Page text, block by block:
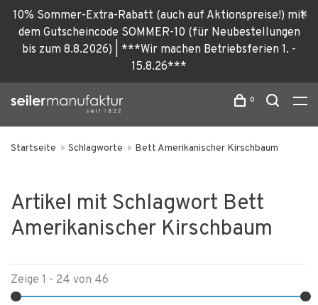
10% Sommer-Extra-Rabatt (auch auf Aktionspreise!) mit
dem Gutscheincode SOMMER-10 (für Neubestellungen
bis zum 8.8.2026) | ***Wir machen Betriebsferien 1. -
15.8.26***
0
Startseite Schlagworte Bett Amerikanischer Kirschbaum
Artikel mit Schlagwort Bett
Amerikanischer Kirschbaum
Zeige 1 - 24 von 46